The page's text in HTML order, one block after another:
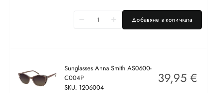
Добавяне в количката
Sunglasses Anna Smith AS0600-
C004P
SKU: 1206004
39,95 €